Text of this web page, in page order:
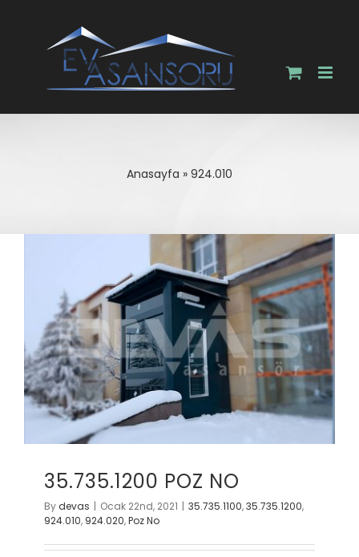
Anasayfa » 924.010
35.735.1200 POZ NO
Bydevas | Ocak 22nd, 2021 | 35.735.1100,35.735.1200,
924.010, 924.020,Poz No